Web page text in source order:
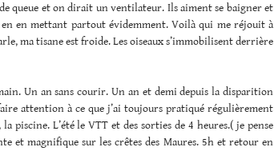
queue et on dirait un ventilateur. Ils aiment se baigner et
en mettant partout évidemment. Voilà qui me réjouit à
ma tisane est froide. Les oiseaux s’immobilisent derrière
Un an sans courir. Un an et demi depuis la disparition
attention à ce que j’ai toujours pratiqué régulièrement
piscine. L’été le VTT et des sorties de 4 heures.( je pense
et magnifique sur les crêtes des Maures. 5h et retour en